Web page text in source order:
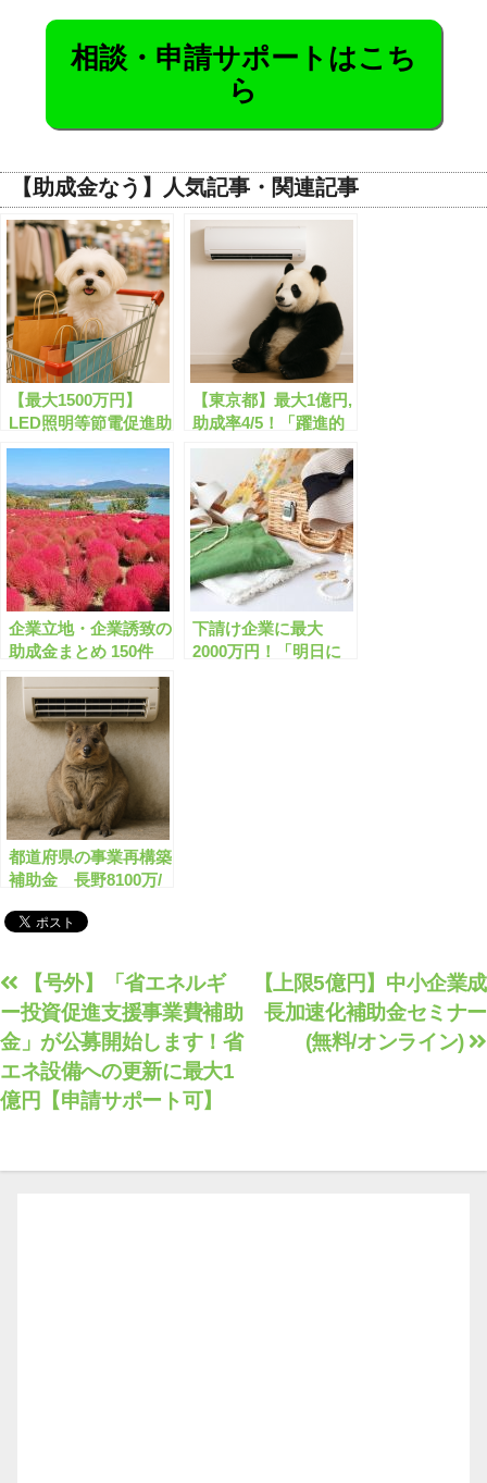
相談・申請サポートはこち
ら
【助成金なう】人気記事・関連記事
【最大1500万円】
LED照明等節電促進助
成金の申請サポートは
こちら！
【東京都】最大1億円,
助成率4/5！「躍進的
な事業推進のための設
備投資支援事業」が公
募開始します！【申請
サポート可】
企業立地・企業誘致の
助成金まとめ 150件
【2月版】(申請サポー
ト受付中)【有料会員
限定】
下請け企業に最大
2000万円！「明日に
都道府県の事業再構築
補助金 長野8100万/
8100万/千葉1000万/宮
ポート可】
投
稿
ナ
ビ
ゲ
【上限5億円】中小企業成
長加速化補助金セミナー
(無料/オンライン)
【号外】「省エネルギ
ー投資促進支援事業費補助
金」が公募開始します！省
エネ設備への更新に最大1
億円【申請サポート可】